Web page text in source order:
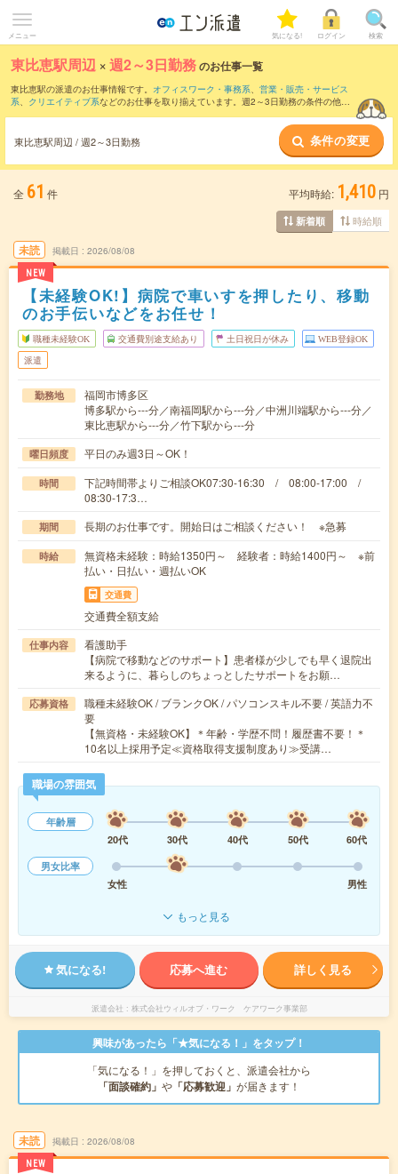
メニュー 気になる! ログイン 検索
東比恵駅周辺 ×週2～3日勤務のお仕事一覧
東比恵駅の派遣のお仕事情報です。 オフィスワーク・事務系、 営業・販売・サービス
系、 クリエイティブ系などのお仕事を取り揃えています。週2～3日勤務の条件の他
東比恵駅周辺 / 週2～3日勤務 条件の変更
全 61 件 平均時給: 1,410 円
新着順 時給順
未読
NEW
掲載日 2026/08/08
【未経験OK!】病院で車いすを押したり、移動
のお手伝いなどをお任せ！
職種未経験OK 交通費別途支給あり 土日祝日が休み WEB登録OK
派遣
勤務地
福岡市博多区
博多駅から---分／南福岡駅から---分／中洲川端駅から---分／
東比恵駅から---分／竹下駅から---分
曜日頻度 平日のみ週3日～OK！
時間
下記時間帯よりご相談OK07:30-16:30 / 08:00-17:00 /
08:30-17:3…
期間 長期のお仕事です。開始日はご相談ください！ ※急募
時給
無資格未経験：時給1350円～ 経験者：時給1400円～ ※前
払い・日払い・週払いOK
交通費
交通費全額支給
仕事内容
看護助手
【病院で移動などのサポート】患者様が少しでも早く退院出
来るように、暮らしのちょっとしたサポートをお願…
応募資格
職種未経験OK / ブランクOK / パソコンスキル不要 / 英語力不
要
【無資格・未経験OK】＊年齢・学歴不問！履歴書不要！＊
10名以上採用予定≪資格取得支援制度あり≫受講…
職場の雰囲気
年齢層
20代
30代 40代 50代
60代
男女比率
女性
男性
もっと見る
気になる! 応募へ進む 詳しく見る
派遣会社 株式会社ウィルオブ・ワーク ケアワーク事業部
興味があったら「★気になる！」をタップ！
「気になる！」を押しておくと、派遣会社から
「面談確約」 や 「応募歓迎」 が届きます！
未読
NEW
掲載日 2026/08/08